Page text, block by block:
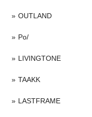
OUTLAND
Po/
LIVINGTONE
TAAKK
LASTFRAME